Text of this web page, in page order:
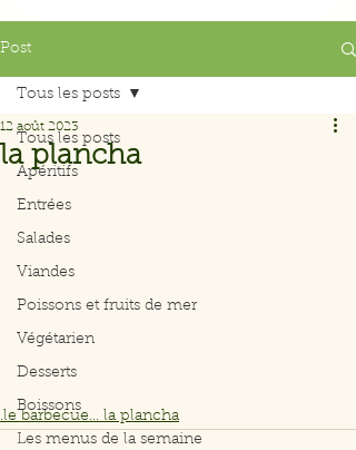
Post
Tous les posts
Apéritifs
Entrées
Salades
Viandes
Poissons et fruits de mer
Végétarien
Desserts
Boissons
Les menus de la semaine
Tous les posts
la plancha
12 août 2023
.le barbecue... la plancha